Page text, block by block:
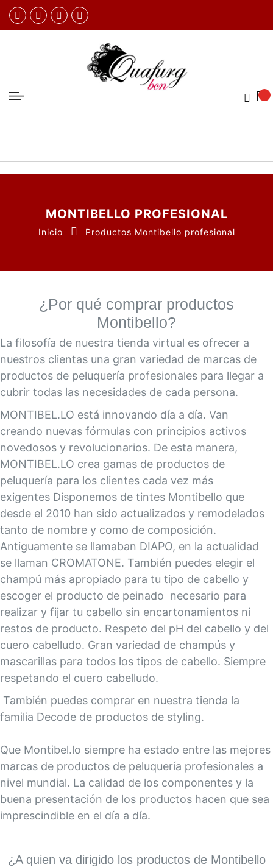
MONTIBELLO PROFESIONAL
Inicio Productos Montibello profesional
¿Por qué comprar productos
Montibello?
La filosofía de nuestra tienda virtual es ofrecer a
nuestros clientas una gran variedad de marcas de
productos de peluquería profesionales para llegar a
cubrir todas las necesidades de cada persona.
MONTIBEL.LO está innovando día a día. Van
creando nuevas fórmulas con principios activos
novedosos y revolucionarios. De esta manera,
MONTIBEL.LO crea gamas de productos de
peluquería para los clientes cada vez más
exigentes Disponemos de tintes Montibello que
desde el 2010 han sido actualizados y remodelados
tanto de nombre y como de composición.
Antiguamente se llamaban DIAPO, en la actualidad
se llaman CROMATONE. También puedes elegir el
champú más apropiado para tu tipo de cabello y
escoger el producto de peinado necesario para
realizar y fijar tu cabello sin encartonamientos ni
restos de producto. Respeto del pH del cabello y del
cuero cabelludo. Gran variedad de champús y
mascarillas para todos los tipos de cabello. Siempre
respetando el cuero cabelludo.
También puedes comprar en nuestra tienda la
familia Decode de productos de styling.
Que Montibel.lo siempre ha estado entre las mejores
marcas de productos de peluquería profesionales a
nivel mundial. La calidad de los componentes y la
buena presentación de los productos hacen que sea
imprescindible en el día a día.
¿A quien va dirigido los productos de Montibello